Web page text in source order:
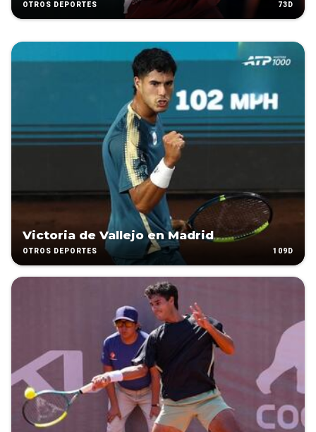
OTROS DEPORTES 73D
Victoria de Vallejo en Madrid
OTROS DEPORTES 109D